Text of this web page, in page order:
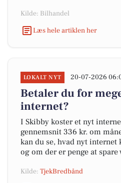
Kilde: Bilhandel
Læs hele artiklen her
LOKALT NYT 20-07-2026
Betaler du for
internet?
I Skibby koster et nyt
gennemsnit 336 kr. om
kan du se, hvad nyt internet
og om der er penge at spare
Kilde: TjekBredbånd